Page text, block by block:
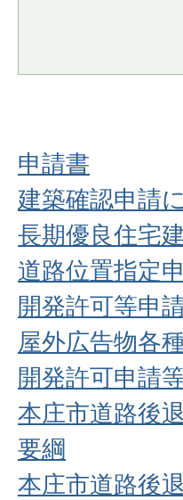
申請書
建築確認申請
長期優良住宅
道路位置指定
開発許可等申
屋外広告物各
開発許可申請
本庄市道路後
要綱
本庄市道路後